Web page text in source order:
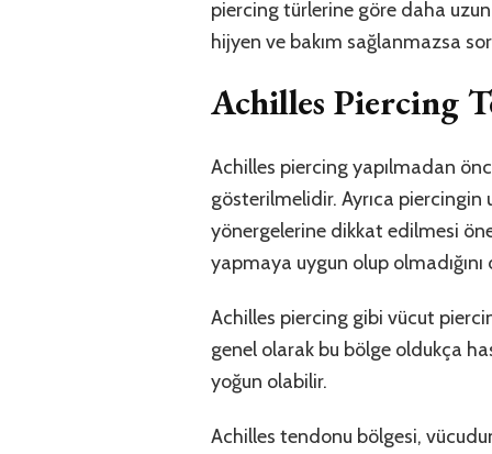
piercing türlerine göre daha
hijyen ve bakım sağlanmazsa
Achilles Piercing
Achilles piercing yapılmadan
gösterilmelidir. Ayrıca piercingin
yönergelerine dikkat edilmesi
yapmaya uygun olup
Achilles piercing gibi vücut
genel olarak bu bölge oldukça
yoğun olabilir.
Achilles tendonu bölgesi,